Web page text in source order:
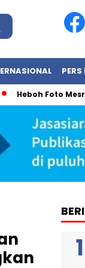
PERS
Foto Mesra!